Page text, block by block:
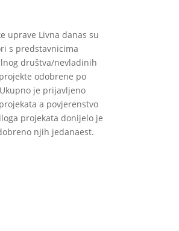
uprave Livna danas su
s predstavnicima
društva/nevladinih
odobrene po
je prijavljeno
a povjerenstvo
projekata donijelo je
njih jedanaest.